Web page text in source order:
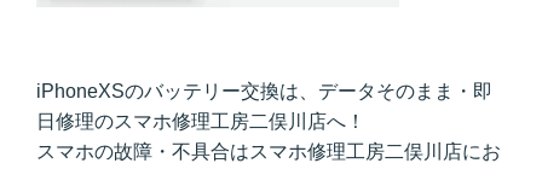
iPhoneXSのバッテリー交換は、データそのまま・即
日修理のスマホ修理工房二俣川店へ！
スマホの故障・不具合はスマホ修理工房二俣川店にお